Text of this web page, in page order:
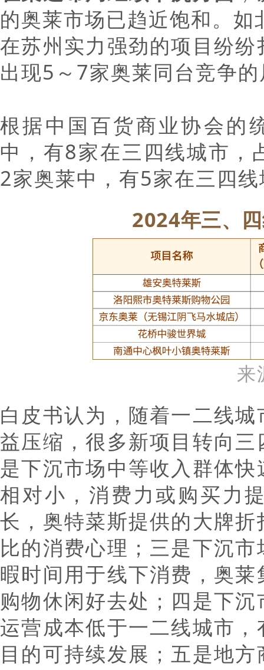
的奥莱市场已趋近饱和。
在苏州实力强劲的项目纷
出现5～7家奥莱同台竞争
根据中国百货商业协会的
中，有8家在三四线城市
2家奥莱中，有5家在三四
2024年三、
来
白皮书认为，随着一二线
益压缩，很多新项目转向
是下沉市场中等收入群体
相对小，消费力或购买力
长，奥特菜斯提供的大牌
比的消费心理；三是下沉
暇时间用于线下消费，奥
购物休闲好去处；四是下
运营成本低于一二线城市
目的可持续发展；五是地